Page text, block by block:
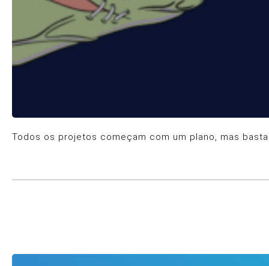
Todos os projetos começam com um plano, mas